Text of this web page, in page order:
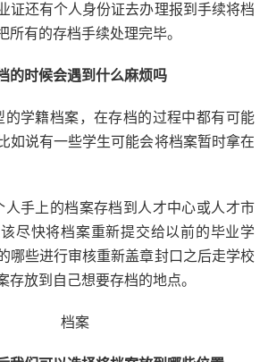
证还有个人身份证去办理报到手续将档
所有的存档手续处理完毕。
的时候会遇到什么麻烦吗
的学籍档案，在存档的过程中都有可能
如说有一些学生可能会将档案暂时拿在
人手上的档案存档到人才中心或人才市
尽快将档案重新提交给以前的毕业学
哪些进行审核重新盖章封口之后走学校
存放到自己想要存档的地点。